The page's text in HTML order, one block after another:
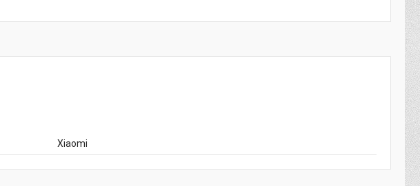
Xiaomi